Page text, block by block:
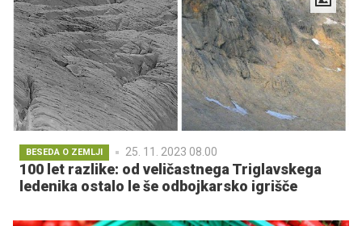
BESEDA O ZEMLJI 25. 11. 2023 08.00
100 let razlike: od veličastnega Triglavskega
ledenika ostalo le še odbojkarsko igrišče